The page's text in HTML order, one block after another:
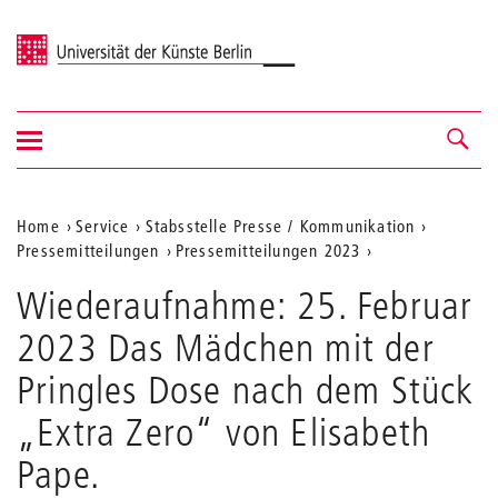
Universität der Künste Berlin
Navigation &
Suche
Navigation
ein-/ausblenden
Aktuelle
Position
auf
der
Webseite
Home Service
Stabsstelle Presse / Kommunikation
Pressemitteilungen
Pressemitteilungen 2023
Wiederaufnahme: 25. Februar
2023 Das Mädchen mit der
Pringles Dose nach dem Stück
„Extra Zero“ von Elisabeth
Pape.